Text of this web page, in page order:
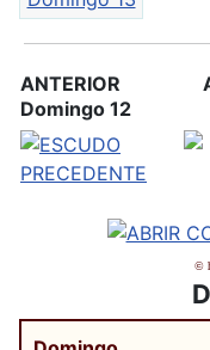
ANTERIOR
Domingo 12
©